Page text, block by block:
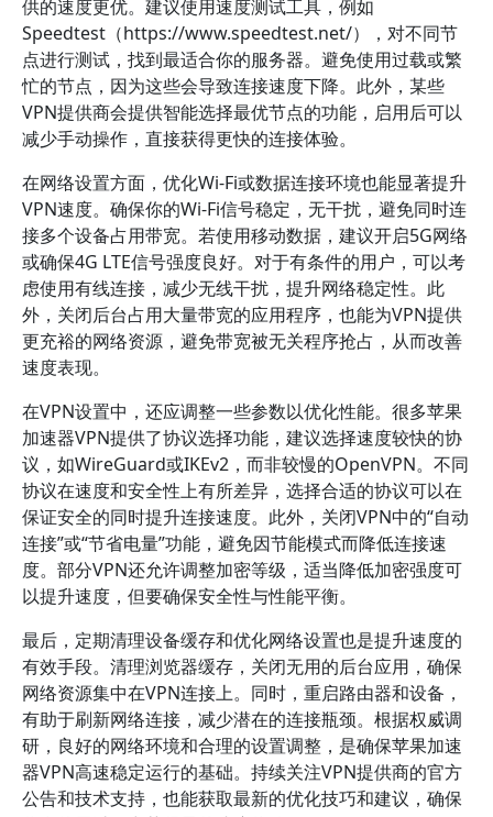
供的速度更优。建议使用速度测试工具，例如
Speedtest（https://www.speedtest.net/），对不同节
点进行测试，找到最适合你的服务器。避免使用过载或繁
忙的节点，因为这些会导致连接速度下降。此外，某些
VPN提供商会提供智能选择最优节点的功能，启用后可以
减少手动操作，直接获得更快的连接体验。
在网络设置方面，优化Wi-Fi或数据连接环境也能显著提升
VPN速度。确保你的Wi-Fi信号稳定，无干扰，避免同时连
接多个设备占用带宽。若使用移动数据，建议开启5G网络
或确保4G LTE信号强度良好。对于有条件的用户，可以考
虑使用有线连接，减少无线干扰，提升网络稳定性。此
外，关闭后台占用大量带宽的应用程序，也能为VPN提供
更充裕的网络资源，避免带宽被无关程序抢占，从而改善
速度表现。
在VPN设置中，还应调整一些参数以优化性能。很多苹果
加速器VPN提供了协议选择功能，建议选择速度较快的协
议，如WireGuard或IKEv2，而非较慢的OpenVPN。不同
协议在速度和安全性上有所差异，选择合适的协议可以在
保证安全的同时提升连接速度。此外，关闭VPN中的“自动
连接”或“节省电量”功能，避免因节能模式而降低连接速
度。部分VPN还允许调整加密等级，适当降低加密强度可
以提升速度，但要确保安全性与性能平衡。
最后，定期清理设备缓存和优化网络设置也是提升速度的
有效手段。清理浏览器缓存，关闭无用的后台应用，确保
网络资源集中在VPN连接上。同时，重启路由器和设备，
有助于刷新网络连接，减少潜在的连接瓶颈。根据权威调
研，良好的网络环境和合理的设置调整，是确保苹果加速
器VPN高速稳定运行的基础。持续关注VPN提供商的官方
公告和技术支持，也能获取最新的优化技巧和建议，确保